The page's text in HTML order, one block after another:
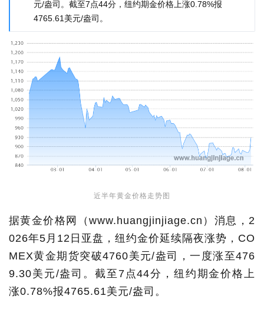
元/盎司。截至7点44分，纽约期金价格上涨0.78%报
4765.61美元/盎司。
近半年黄金价格走势图
据黄金价格网（www.huangjinjiage.cn）消息，2
026年5月12日亚盘，纽约金价延续隔夜涨势，CO
MEX黄金期货突破4760美元/盎司，一度涨至476
9.30美元/盎司。截至7点44分，纽约期金价格上
涨0.78%报4765.61美元/盎司。